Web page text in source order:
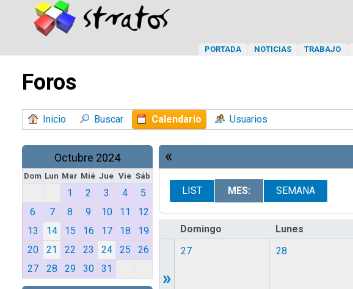
PORTADA NOTICIAS TRABAJO
Foros
Inicio Buscar Calendario Usuarios
Octubre 2024
Dom Lun Mar Mié Jue Vie Sáb
1 2 3 4
5
6
7 8 9 10 11
12
13
14 15 16 17 18
19
20
21 22 23 24 25
26
27
28 29 30 31
«
LIST MES: SEMANA
Domingo Lunes
»
27 28